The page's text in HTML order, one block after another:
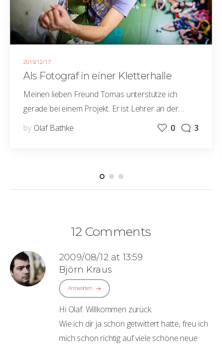
2015/12/17
Als Fotograf in einer Kletterhalle
Meinen lieben Freund Tomas unterstütze ich
gerade bei einem Projekt. Er ist Lehrer an der…
by Olaf Bathke 0 3
12 Comments
2009/08/12 at 13:59
Björn Kraus
Antworten
Hi Olaf. Willkommen zurück.
Wie ich dir ja schon getwittert hatte, freu ich
mich schon richtig auf viele schöne neue